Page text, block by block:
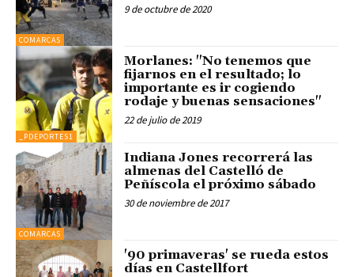
COMARCAS
9 de octubre de 2020
_PDEPORTES1
Morlanes: "No tenemos que
fijarnos en el resultado; lo
importante es ir cogiendo
rodaje y buenas sensaciones"
22 de julio de 2019
COMARCAS
Indiana Jones recorrerá las
almenas del Castelló de
Peñíscola el próximo sábado
30 de noviembre de 2017
'90 primaveras' se rueda estos
días en Castellfort